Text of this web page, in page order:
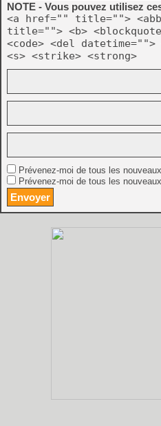
NOTE - Vous pouvez utilisez
<a href="" title="">
title=""> <b>
<code> <del
<s> <strike> <strong>
Prévenez-moi de tous les
Prévenez-moi de tous les